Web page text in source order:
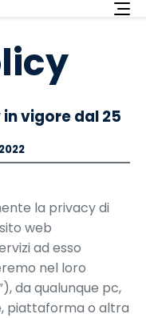
vigore dal 25
la privacy di
web
ad esso
nel loro
da qualunque pc,
piattaforma o altra